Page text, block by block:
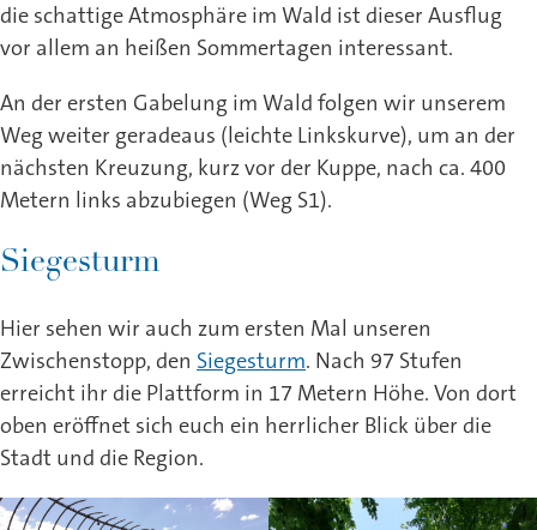
die schattige Atmosphäre im Wald ist dieser Ausflug
vor allem an heißen Sommertagen interessant.
An der ersten Gabelung im Wald folgen wir unserem
Weg weiter geradeaus (leichte Linkskurve), um an der
nächsten Kreuzung, kurz vor der Kuppe, nach ca. 400
Metern links abzubiegen (Weg S1).
Siegesturm
Hier sehen wir auch zum ersten Mal unseren
Zwischenstopp, den Siegesturm. Nach 97 Stufen
erreicht ihr die Plattform in 17 Metern Höhe. Von dort
oben eröffnet sich euch ein herrlicher Blick über die
Stadt und die Region.